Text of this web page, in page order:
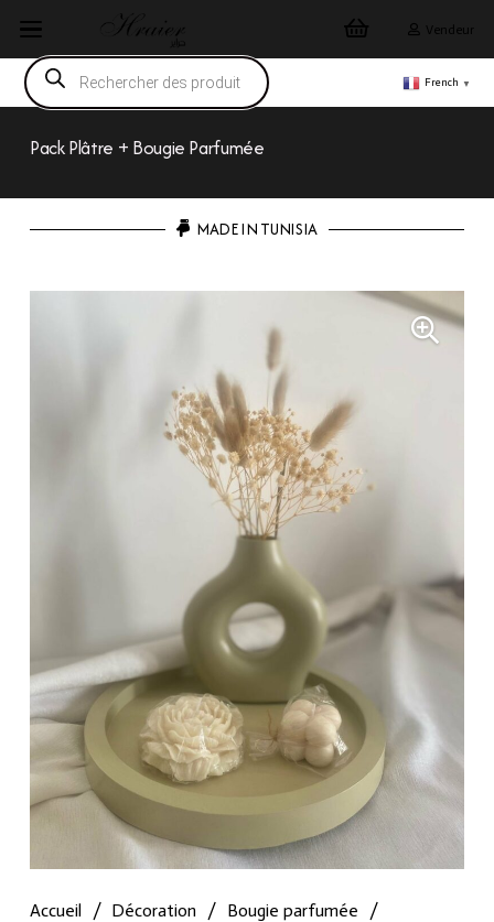
Vendeur
Recherche
de
produits
French ▼
Pack Plâtre + Bougie Parfumée
MADE IN TUNISIA
Accueil / Décoration / Bougie parfumée
/